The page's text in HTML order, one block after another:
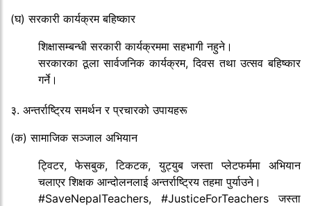
(घ) सरकारी कार्यक्रम बहिष्कार
शिक्षासम्बन्धी सरकारी कार्यक्रममा सहभागी नहुने।
सरकारका ठूला सार्वजनिक कार्यक्रम, दिवस तथा उत्सव बहिष्कार
गर्ने।
३. अन्तर्राष्ट्रिय समर्थन र प्रचारको उपायहरू
(क) सामाजिक सञ्जाल अभियान
ट्विटर, फेसबुक, टिकटक, युट्युब जस्ता प्लेटफर्ममा अभियान
चलाएर शिक्षक आन्दोलनलाई अन्तर्राष्ट्रिय तहमा पुर्याउने।
#SaveNepalTeachers, #JusticeForTeachers जस्ता